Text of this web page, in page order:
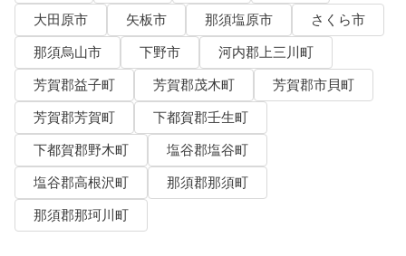
大田原市
矢板市 那須塩原市
さくら市
那須烏山市
下野市
河内郡上三川町
芳賀郡益子町
芳賀郡茂木町
芳賀郡市貝町
芳賀郡芳賀町
下都賀郡壬生町
下都賀郡野木町
塩谷郡塩谷町
塩谷郡高根沢町
那須郡那須町
那須郡那珂川町